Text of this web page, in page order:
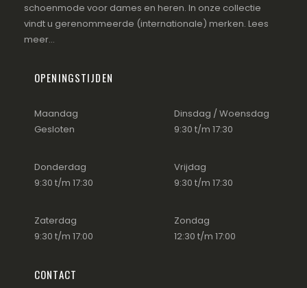
schoenmode voor dames en heren. In onze collectie
vindt u gerenommeerde (internationale) merken. Lees
meer...
OPENINGSTIJDEN
Maandag
Gesloten
Dinsdag / Woensdag
9:30 t/m 17:30
Donderdag
9:30 t/m 17:30
Vrijdag
9:30 t/m 17:30
Zaterdag
9:30 t/m 17:00
Zondag
12:30 t/m 17:00
CONTACT